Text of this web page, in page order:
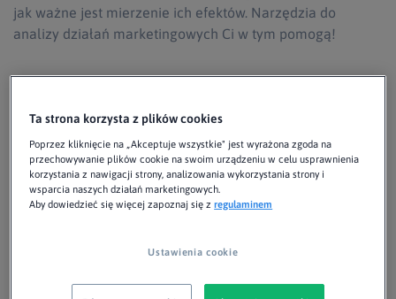
jak ważne jest mierzenie ich efektów. Narzędzia do
analizy działań marketingowych Ci w tym pomogą!
Ta strona korzysta z plików cookies
Poprzez kliknięcie na „Akceptuje wszystkie" jest wyrażona zgoda na
przechowywanie plików cookie na swoim urządzeniu w celu usprawnienia
korzystania z nawigacji strony, analizowania wykorzystania strony i
wsparcia naszych działań marketingowych.
Aby dowiedzieć się więcej zapoznaj się zregulaminem
Ustawienia cookie